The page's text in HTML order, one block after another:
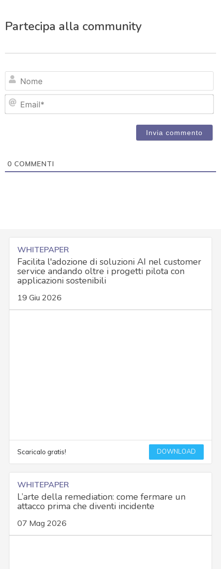
Partecipa alla community
0 COMMENTI
WHITEPAPER
Facilita l'adozione di soluzioni AI nel customer
service andando oltre i progetti pilota con
applicazioni sostenibili
19 Giu 2026
Scaricalo gratis! DOWNLOAD
WHITEPAPER
L’arte della remediation: come fermare un
attacco prima che diventi incidente
07 Mag 2026